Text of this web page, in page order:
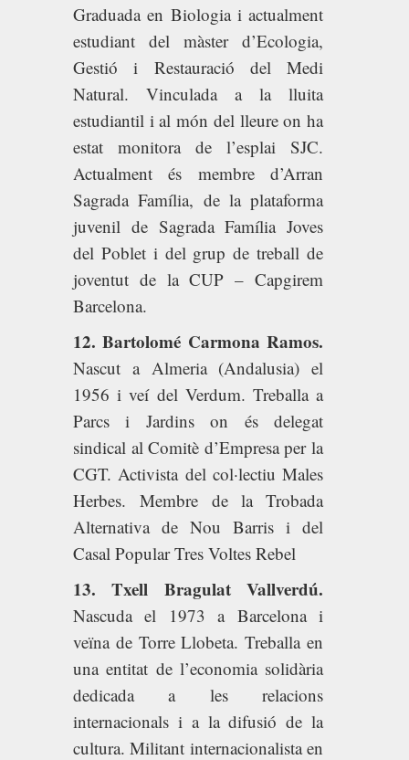
Graduada en Biologia i actualment
estudiant del màster d’Ecologia,
Gestió i Restauració del Medi
Natural. Vinculada a la lluita
estudiantil i al món del lleure on ha
estat monitora de l’esplai SJC.
Actualment és membre d’Arran
Sagrada Família, de la plataforma
juvenil de Sagrada Família Joves
del Poblet i del grup de treball de
joventut de la CUP – Capgirem
Barcelona.
12. Bartolomé Carmona Ramos.
Nascut a Almeria (Andalusia) el
1956 i veí del Verdum. Treballa a
Parcs i Jardins on és delegat
sindical al Comitè d’Empresa per la
CGT. Activista del col·lectiu Males
Herbes. Membre de la Trobada
Alternativa de Nou Barris i del
Casal Popular Tres Voltes Rebel
13. Txell Bragulat Vallverdú.
Nascuda el 1973 a Barcelona i
veïna de Torre Llobeta. Treballa en
una entitat de l’economia solidària
dedicada a les relacions
internacionals i a la difusió de la
cultura. Militant internacionalista en